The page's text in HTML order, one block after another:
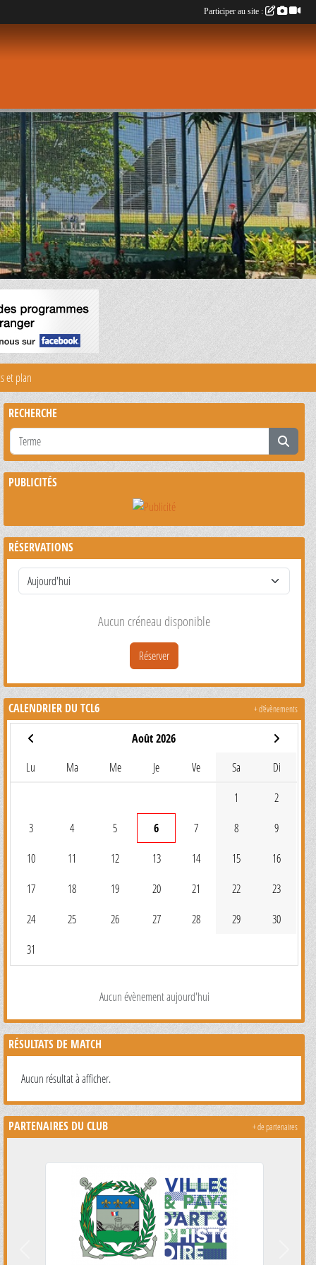
et plan
RECHERCHE
PUBLICITÉS
RÉSERVATIONS
Aucun créneau disponible
Réserver
CALENDRIER DU TCL6
Août 2026
Lu Ma Me Je Ve Sa Di
1 2
3 4 5 6 7 8 9
10 11 12 13 14 15 16
17 18 19 20 21 22 23
24 25 26 27 28 29 30
31
Aucun évènement aujourd'hui
+ d'évènements
RÉSULTATS DE MATCH
Aucun résultat à afficher.
PARTENAIRES DU CLUB + de partenaires
Participer au site :